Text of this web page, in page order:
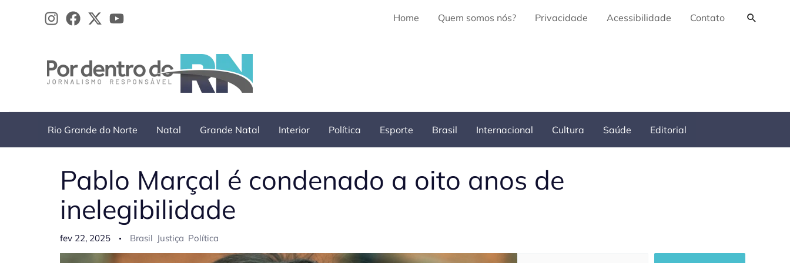
Home Quem somos nós? Privacidade Acessibilidade Contato
Rio Grande do Norte Natal Grande Natal Interior Política Esporte Brasil Internacional Cultura Saúde Editorial
Pablo Marçal é condenado a oito anos de
inelegibilidade
fev 22, 2025 Brasil Justiça Política